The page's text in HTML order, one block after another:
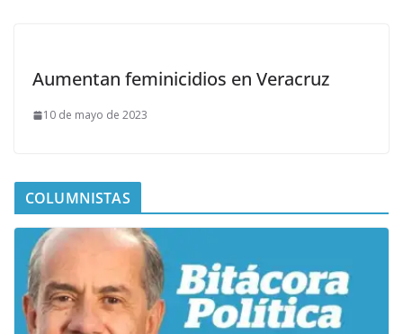
Aumentan feminicidios en Veracruz
10 de mayo de 2023
COLUMNISTAS